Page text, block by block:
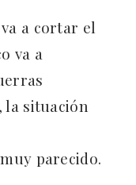
a cortar el
va a
la situación
parecido.